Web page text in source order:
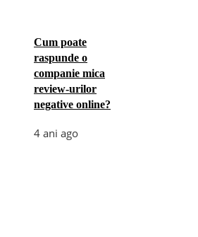
Cum poate
raspunde o
companie mica
review-urilor
negative online?
4 ani ago